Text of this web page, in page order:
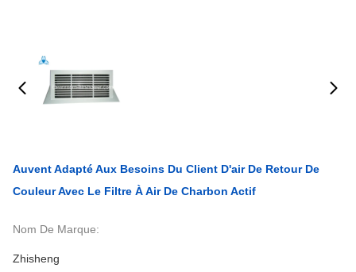
Auvent Adapté Aux Besoins Du Client D'air De Retour De
Couleur Avec Le Filtre À Air De Charbon Actif
Nom De Marque:
Zhisheng